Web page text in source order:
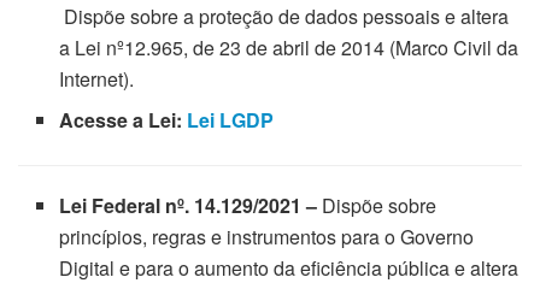
Dispõe sobre a proteção de dados pessoais e altera
a Lei nº12.965, de 23 de abril de 2014 (Marco Civil da
Internet).
Acesse a Lei: Lei LGDP
Lei Federal nº. 14.129/2021 – Dispõe sobre
princípios, regras e instrumentos para o Governo
Digital e para o aumento da eficiência pública e altera